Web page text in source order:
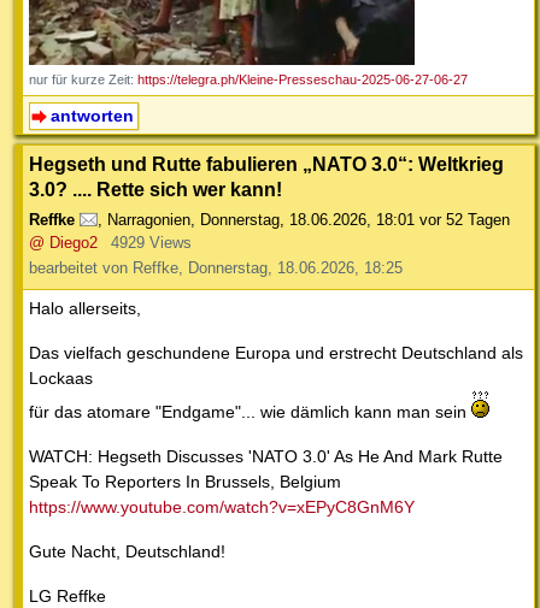
nur für kurze Zeit: https://telegra.ph/Kleine-Presseschau-2025-06-27-06-27
antworten
Hegseth und Rutte fabulieren „NATO 3.0“: Weltkrieg
3.0? .... Rette sich wer kann!
Reffke , Narragonien, Donnerstag, 18.06.2026, 18:01 vor 52 Tagen
@ Diego2
4929 Views
bearbeitet von Reffke, Donnerstag, 18.06.2026, 18:25
Halo allerseits,
Das vielfach geschundene Europa und erstrecht Deutschland als
Lockaas
für das atomare "Endgame"... wie dämlich kann man sein
WATCH: Hegseth Discusses 'NATO 3.0' As He And Mark Rutte
Speak To Reporters In Brussels, Belgium
https://www.youtube.com/watch?v=xEPyC8GnM6Y
Gute Nacht, Deutschland!
LG Reffke